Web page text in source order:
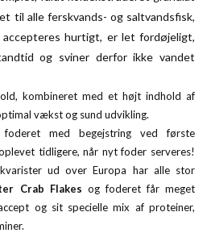
til alle ferskvands- og saltvandsfisk,
hurtigt, er let fordøjeligt,
og sviner derfor ikke vandet
kombineret med et højt indhold af
vækst og sund udvikling.
med begejstring ved første
tidligere, når nyt foder serveres!
ud over Europa har alle stor
Crab Flakes og foderet får meget
og sit specielle mix af proteiner,